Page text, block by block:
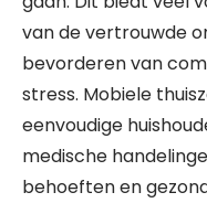
van de vertrouwde
bevorderen van
stress. Mobiele
eenvoudige
medische
behoeften en